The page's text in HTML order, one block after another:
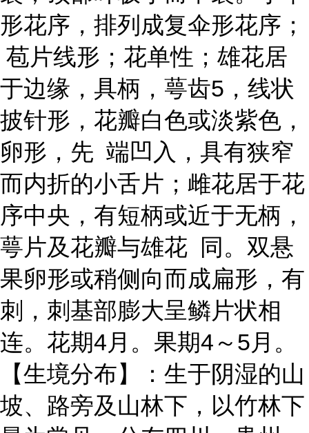
形花序，排列成复伞形花序；
苞片线形；花单性；雄花居
于边缘，具柄，萼齿5，线状
披针形，花瓣白色或淡紫色，
卵形，先 端凹入，具有狭窄
而内折的小舌片；雌花居于花
序中央，有短柄或近于无柄，
萼片及花瓣与雄花 同。双悬
果卵形或稍侧向而成扁形，有
刺，刺基部膨大呈鳞片状相
连。花期4月。果期4～5月。
【生境分布】：生于阴湿的山
坡、路旁及山林下，以竹林下